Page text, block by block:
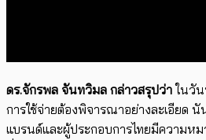
ดร.จักรพล จันทวิมล กล่าวสรุปว่าในวัน
การใช้จ่ายต้องพิจารณาอย่างละเอียด นั
แบรนด์และผู้ประกอบการไทยมีความห